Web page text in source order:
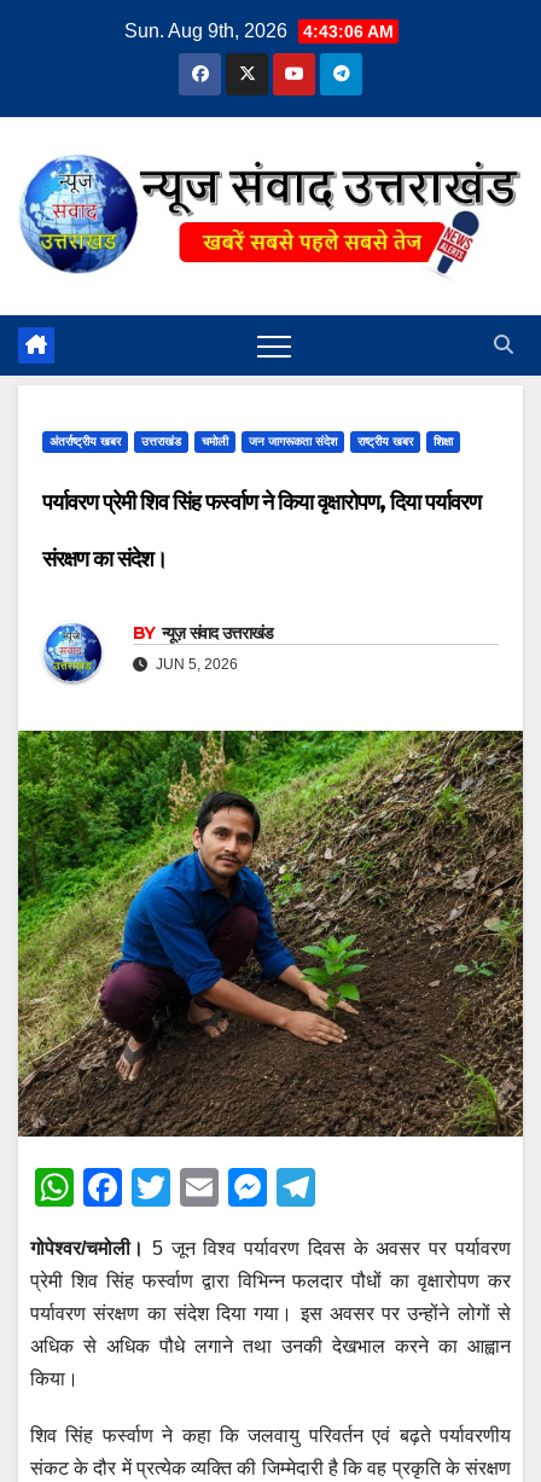
Sun. Aug 9th, 2026 4:43:06 AM
अंतर्राष्ट्रीय खबर उत्तराखंड चमोली जन जागरूकता संदेश राष्ट्रीय खबर शिक्षा
पर्यावरण प्रेमी शिव सिंह फर्स्वाण ने किया वृक्षारोपण, दिया पर्यावरण
संरक्षण का संदेश।
BY न्यूज़ संवाद उत्तराखंड
JUN 5, 2026
W
at
s
A
p
F
a
c
e
b
o
k
T
tt
er
E
ail
M
e
ss
e
n
er
e
gr
a
गोपेश्वर/चमोली। 5 जून विश्व पर्यावरण दिवस के अवसर पर पर्यावरण
प्रेमी शिव सिंह फर्स्वाण द्वारा विभिन्न फलदार पौधों का वृक्षारोपण कर
पर्यावरण संरक्षण का संदेश दिया गया। इस अवसर पर उन्होंने लोगों से
अधिक से अधिक पौधे लगाने तथा उनकी देखभाल करने का आह्वान
किया।
शिव सिंह फर्स्वाण ने कहा कि जलवायु परिवर्तन एवं बढ़ते पर्यावरणीय
संकट के दौर में प्रत्येक व्यक्ति की जिम्मेदारी है कि वह प्रकृति के संरक्षण